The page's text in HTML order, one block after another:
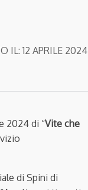
IL:12 APRILE 2024
2024 di “Vite che
di Spini di